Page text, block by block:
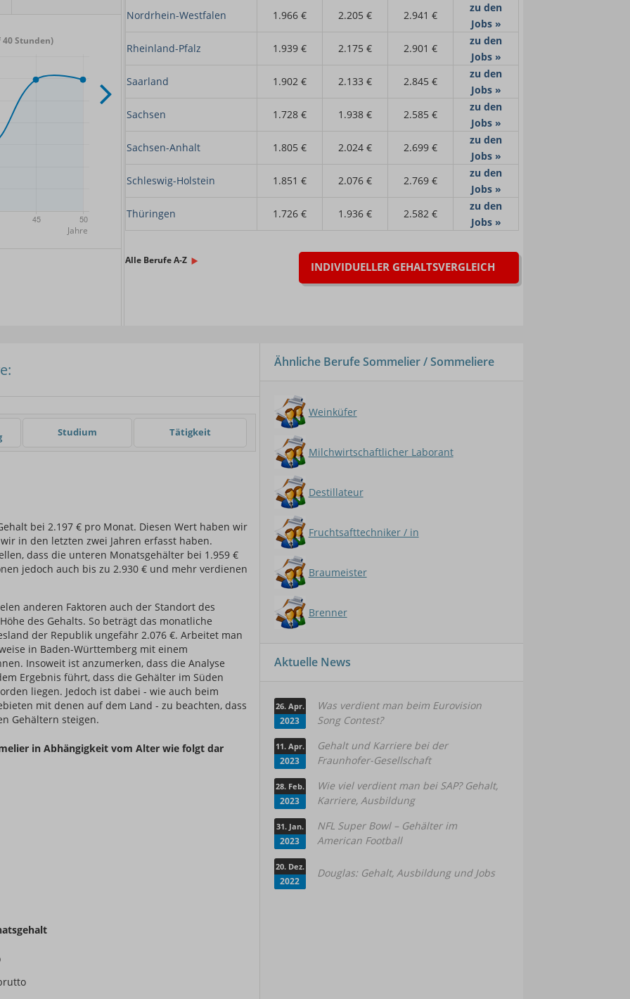
Nordrhein-Westfalen
1.966 € 2.205 € 2.941 €
zu den
Jobs »
Rheinland-Pfalz
1.939 € 2.175 € 2.901 €
zu den
Jobs »
Saarland
1.902 € 2.133 € 2.845 €
zu den
Jobs »
Sachsen
1.728 € 1.938 € 2.585 €
zu den
Jobs »
Sachsen-Anhalt
1.805 € 2.024 € 2.699 €
zu den
Jobs »
Schleswig-Holstein
1.851 € 2.076 € 2.769 €
zu den
Jobs »
Thüringen
1.726 € 1.936 € 2.582 €
zu den
Jobs »
Alle Berufe A-Z INDIVIDUELLER GEHALTSVERGLEICH
Stunden)
Studium Tätigkeit
bei 2.197 € pro Monat. Diesen Wert haben wir
in den letzten zwei Jahren erfasst haben.
dass die unteren Monatsgehälter bei 1.959 €
jedoch auch bis zu 2.930 € und mehr verdienen
anderen Faktoren auch der Standort des
des Gehalts. So beträgt das monatliche
der Republik ungefähr 2.076 €. Arbeitet man
in Baden-Württemberg mit einem
Insoweit ist anzumerken, dass die Analyse
Ergebnis führt, dass die Gehälter im Süden
liegen. Jedoch ist dabei - wie auch beim
mit denen auf dem Land - zu beachten, dass
Gehältern steigen.
in Abhängigkeit vom Alter wie folgt dar
Ähnliche Berufe Sommelier / Sommeliere
Weinküfer
Milchwirtschaftlicher Laborant
Destillateur
Fruchtsafttechniker / in
Braumeister
Brenner
Aktuelle News
26. Apr.
2023
Was verdient man beim Eurovision
Song Contest?
11. Apr.
2023
Gehalt und Karriere bei der
Fraunhofer-Gesellschaft
28. Feb.
2023
Wie viel verdient man bei SAP? Gehalt,
Karriere, Ausbildung
31. Jan.
2023
NFL Super Bowl – Gehälter im
American Football
20. Dez.
2022
Douglas: Gehalt, Ausbildung und Jobs